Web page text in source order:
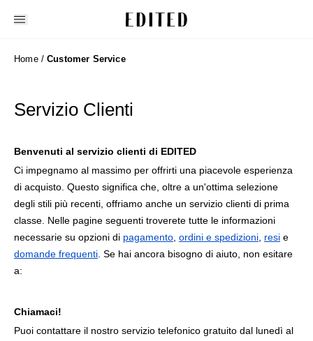
Home / Customer Service
Servizio Clienti
Benvenuti al servizio clienti di EDITED
Ci impegnamo al massimo per offrirti una piacevole esperienza
di acquisto. Questo significa che, oltre a un'ottima selezione
degli stili più recenti, offriamo anche un servizio clienti di prima
classe. Nelle pagine seguenti troverete tutte le informazioni
necessarie su opzioni di pagamento ordini e spedizioni resi e
domande frequenti . Se hai ancora bisogno di aiuto, non esitare
a:
Chiamaci!
Puoi contattare il nostro servizio telefonico gratuito dal lunedì al